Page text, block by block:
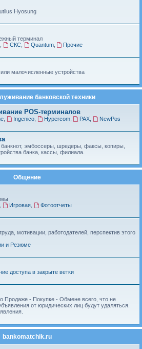
Hyosung
терминал
СКС, Quantum,
Прочие
малочисленные устройства
банковской техники
POS-терминалов
, Ingenico, Hypercom, PAX
NewPos
банкнот, эмбоссеры, шредеры, факсы, копиры,
банка, кассы, филиала.
Общение
Игровая,
Фотоотчеты
мотивации, работодателей, перспектив этого
и Резюме
доступа в закрыте ветки
Продаже - Покупке - Обмене всего, что не
от юридических лиц будут удаляться.
bankomatchik.ru